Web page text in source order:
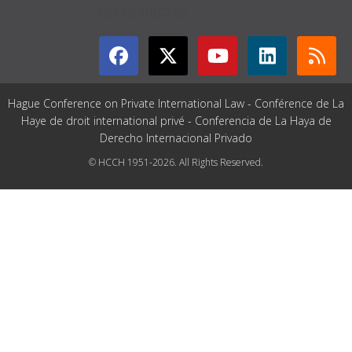
Hague Conference on Private International Law - Conférence de La
Haye de droit international privé - Conferencia de La Haya de
Derecho Internacional Privado
© HCCH 1951-2026. All Rights Reserved.